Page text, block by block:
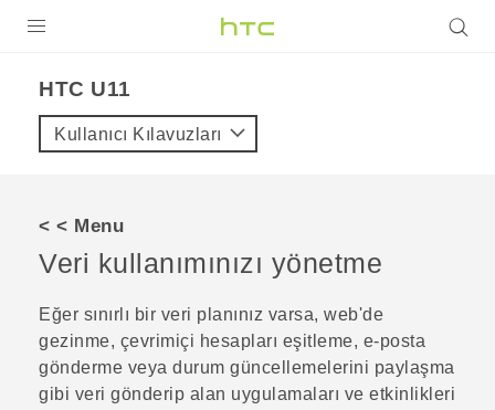
VIVE
VIVERSE
DESTEK
HTC U11‎
Kullanıcı Kılavuzları
< < Menu
Veri kullanımınızı yönetme
Eğer sınırlı bir veri planınız varsa, web'de
gezinme, çevrimiçi hesapları eşitleme, e-posta
gönderme veya durum güncellemelerini paylaşma
gibi veri gönderip alan uygulamaları ve etkinlikleri